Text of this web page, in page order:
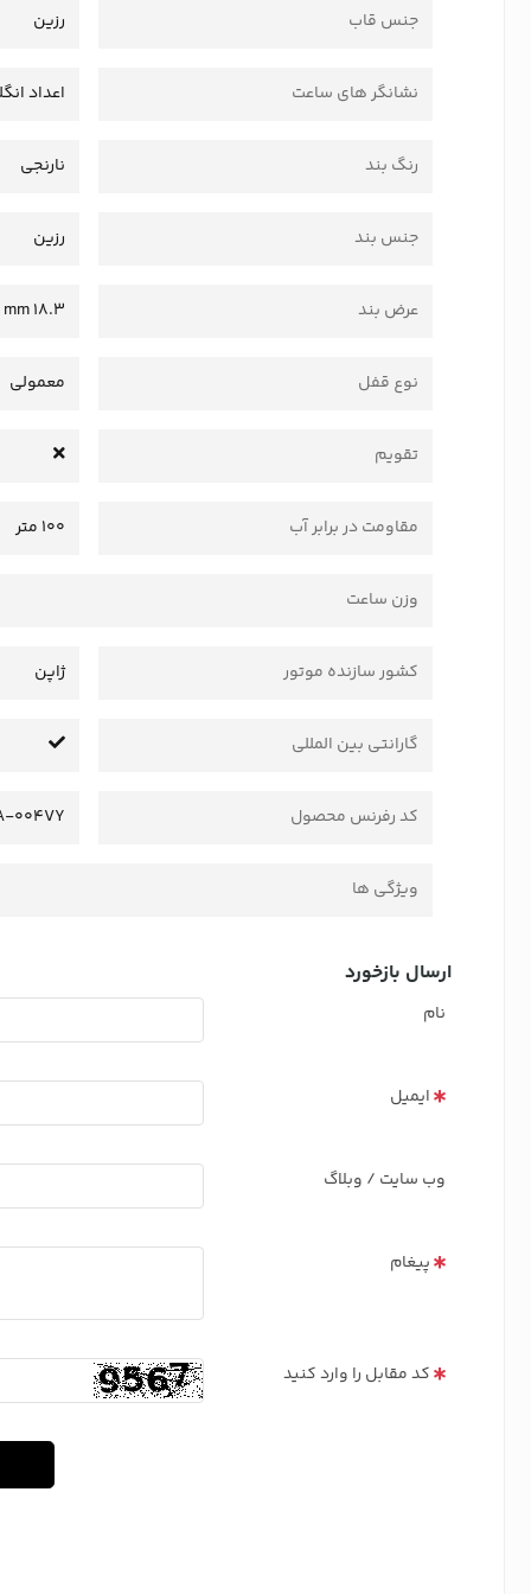
جنس قاب رزین
نشانگر های ساعت اعداد
رنگ بند نارنجی
جنس بند رزین
عرض بند 18.3 mm
نوع قفل معمولی
تقویم
مقاومت در برابر آب 100 متر
وزن ساعت
کشور سازنده موتور ژاپن
گارانتی بین المللی
کد رفرنس محصول 004VY
ویژگی ها
ارسال بازخورد
نام
ایمیل
وب سایت / وبلاگ
پیغام
کد مقابل را وارد کنید